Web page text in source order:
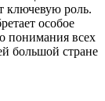
ключевую роль.
особое
понимания всех
большой стране